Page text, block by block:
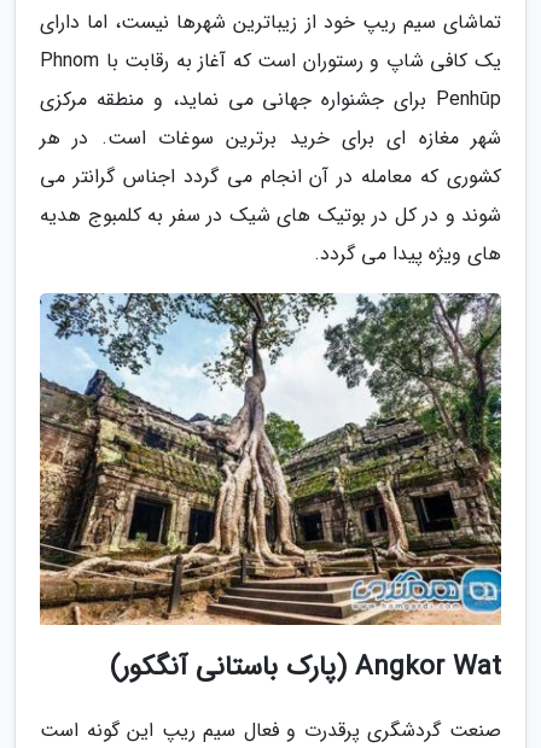
تماشای سیم ریپ خود از زیباترین شهرها نیست، اما دارای
یک کافی شاپ و رستوران است که آغاز به رقابت با Phnom
Penhūp برای جشنواره جهانی می نماید، و منطقه مرکزی
شهر مغازه ای برای خرید برترین سوغات است. در هر
کشوری که معامله در آن انجام می گردد اجناس گرانتر می
شوند و در کل در بوتیک های شیک در سفر به کلمبوج هدیه
های ویژه پیدا می گردد.
Angkor Wat (پارک باستانی آنگکور)
صنعت گردشگری پرقدرت و فعال سیم ریپ این گونه است